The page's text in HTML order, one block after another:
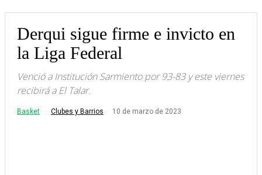
Derqui sigue firme e invicto en
la Liga Federal
Venció a Institución Sarmiento por 93-83 y este viernes
recibirá a El Talar.
Basket Clubes y Barrios 10 de marzo de 2023